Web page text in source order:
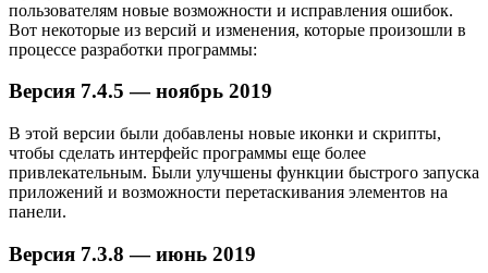
пользователям новые возможности и исправления ошибок.
Вот некоторые из версий и изменения, которые произошли в
процессе разработки программы:
Версия 7.4.5 — ноябрь 2019
В этой версии были добавлены новые иконки и скрипты,
чтобы сделать интерфейс программы еще более
привлекательным. Были улучшены функции быстрого запуска
приложений и возможности перетаскивания элементов на
панели.
Версия 7.3.8 — июнь 2019